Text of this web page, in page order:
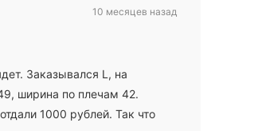
Заказывался L, на
ширина по плечам 42.
1000 рублей. Так что
10 месяцев назад